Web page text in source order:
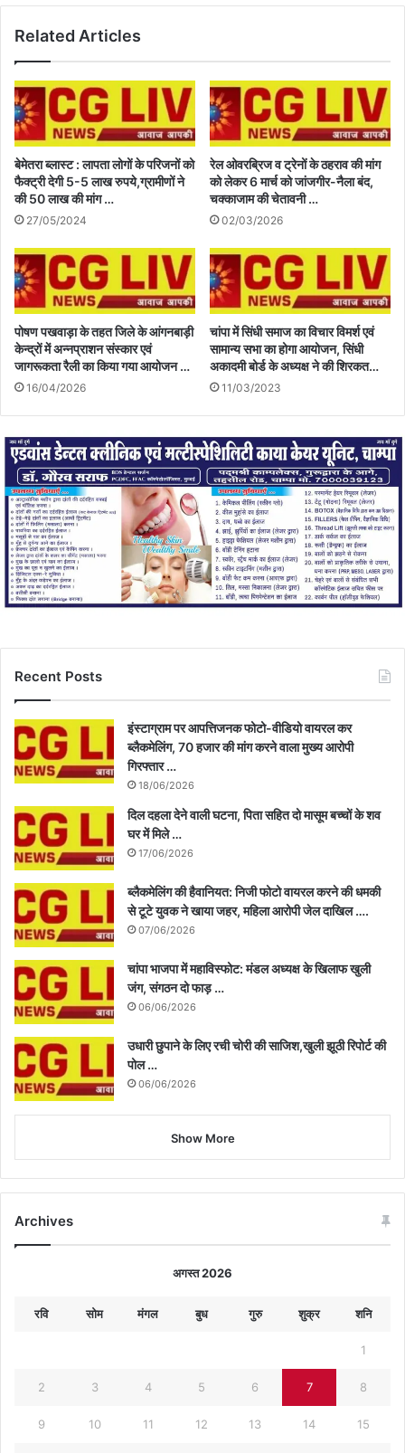
Related Articles
बेमेतरा ब्लास्ट : लापता लोगों के परिजनों को
फैक्ट्री देगी 5-5 लाख रुपये,ग्रामीणों ने
की 50 लाख की मांग …
27/05/2024
रेल ओवरब्रिज व ट्रेनों के ठहराव की मांग
को लेकर 6 मार्च को जांजगीर-नैला बंद,
चक्काजाम की चेतावनी …
02/03/2026
पोषण पखवाड़ा के तहत जिले के आंगनबाड़ी
केन्द्रों में अन्नप्राशन संस्कार एवं
जागरूकता रैली का किया गया आयोजन …
16/04/2026
चांपा में सिंधी समाज का विचार विमर्श एवं
सामान्य सभा का होगा आयोजन, सिंधी
अकादमी बोर्ड के अध्यक्ष ने की शिरकत…
11/03/2023
Recent Posts
इंस्टाग्राम पर आपत्तिजनक फोटो-वीडियो वायरल कर
ब्लैकमेलिंग, 70 हजार की मांग करने वाला मुख्य आरोपी
गिरफ्तार …
18/06/2026
दिल दहला देने वाली घटना, पिता सहित दो मासूम बच्चों के शव
घर में मिले …
17/06/2026
ब्लैकमेलिंग की हैवानियत: निजी फोटो वायरल करने की धमकी
से टूटे युवक ने खाया जहर, महिला आरोपी जेल दाखिल ….
07/06/2026
चांपा भाजपा में महाविस्फोट: मंडल अध्यक्ष के खिलाफ खुली
जंग, संगठन दो फाड़ …
06/06/2026
उधारी छुपाने के लिए रची चोरी की साजिश,खुली झूठी रिपोर्ट की
पोल …
06/06/2026
Show More
Archives
अगस्त 2026
रवि सोम मंगल बुध गुरु शुक्र शनि
1
2 3 4 5 6 7 8
9 10 11 12 13 14 15